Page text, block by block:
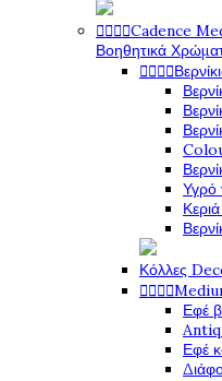
Cadence
Βοηθητικά

Υγρό
Κόλλες

Εφέ
Εφέ